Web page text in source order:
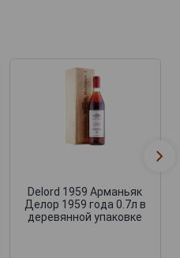
Delord 1959 Арманьяк
Делор 1959 года 0.7л в
деревянной упаковке